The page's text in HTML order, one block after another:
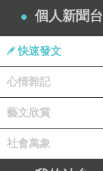
即便如此，我們想
每次吃樂番都會落
個人新聞台
快速發文
心情雜記
藝文欣賞
社會萬象